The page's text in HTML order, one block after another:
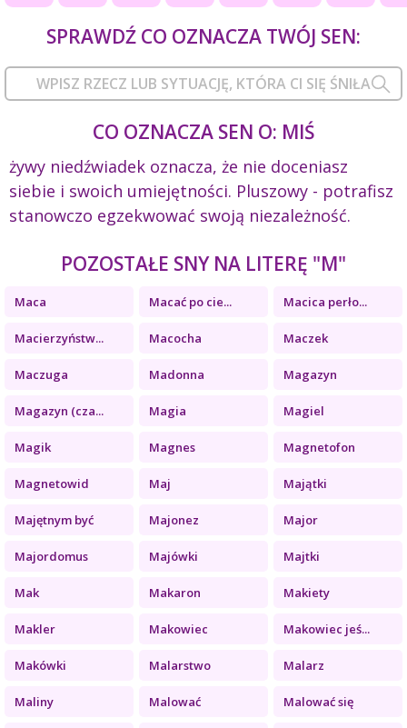
SPRAWDŹ CO OZNACZA TWÓJ SEN:
CO OZNACZA SEN O: MIŚ
żywy niedźwiadek oznacza, że nie doceniasz
siebie i swoich umiejętności. Pluszowy - potrafisz
stanowczo egzekwować swoją niezależność.
POZOSTAŁE SNY NA LITERĘ "M"
Maca Macać po cie... Macica perło...
Macierzyństw... Macocha Maczek
Maczuga Madonna Magazyn
Magazyn (cza... Magia Magiel
Magik Magnes Magnetofon
Magnetowid Maj Majątki
Majętnym być Majonez Major
Majordomus Majówki Majtki
Mak Makaron Makiety
Makler Makowiec Makowiec jeś...
Makówki Malarstwo Malarz
Maliny Malować Malować się